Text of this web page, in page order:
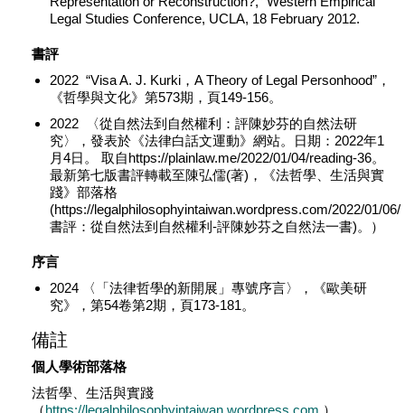
Legal Studies Conference, UCLA, 18 February 2012.
書評
2022 “Visa A. J. Kurki，A Theory of Legal Personhood”，
《哲學與文化》第573期，頁149-156。
2022 〈從自然法到自然權利：評陳妙芬的自然法研
究〉，發表於《法律白話文運動》網站。日期：2022年1
月4日。 取自https://plainlaw.me/2022/01/04/reading-36。
最新第七版書評轉載至陳弘儒(著)，《法哲學、生活與實
踐》部落格
(https://legalphilosophyintaiwan.wordpress.com/2022/01/06/
書評：從自然法到自然權利-評陳妙芬之自然法一書)。）
序言
2024 〈「法律哲學的新開展」專號序言〉，《歐美研
究》，第54卷第2期，頁173-181。
備註
個人學術部落格
法哲學、生活與實踐
（https://legalphilosophyintaiwan.wordpress.com ）